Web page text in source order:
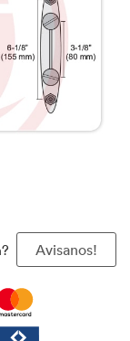
Avisanos!